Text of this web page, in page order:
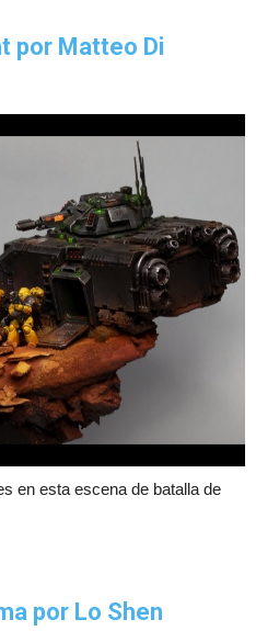
por Matteo Di
en esta escena de batalla de
por Lo Shen